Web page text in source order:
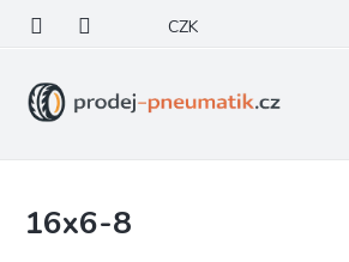
obsah
CZK
16x6-8